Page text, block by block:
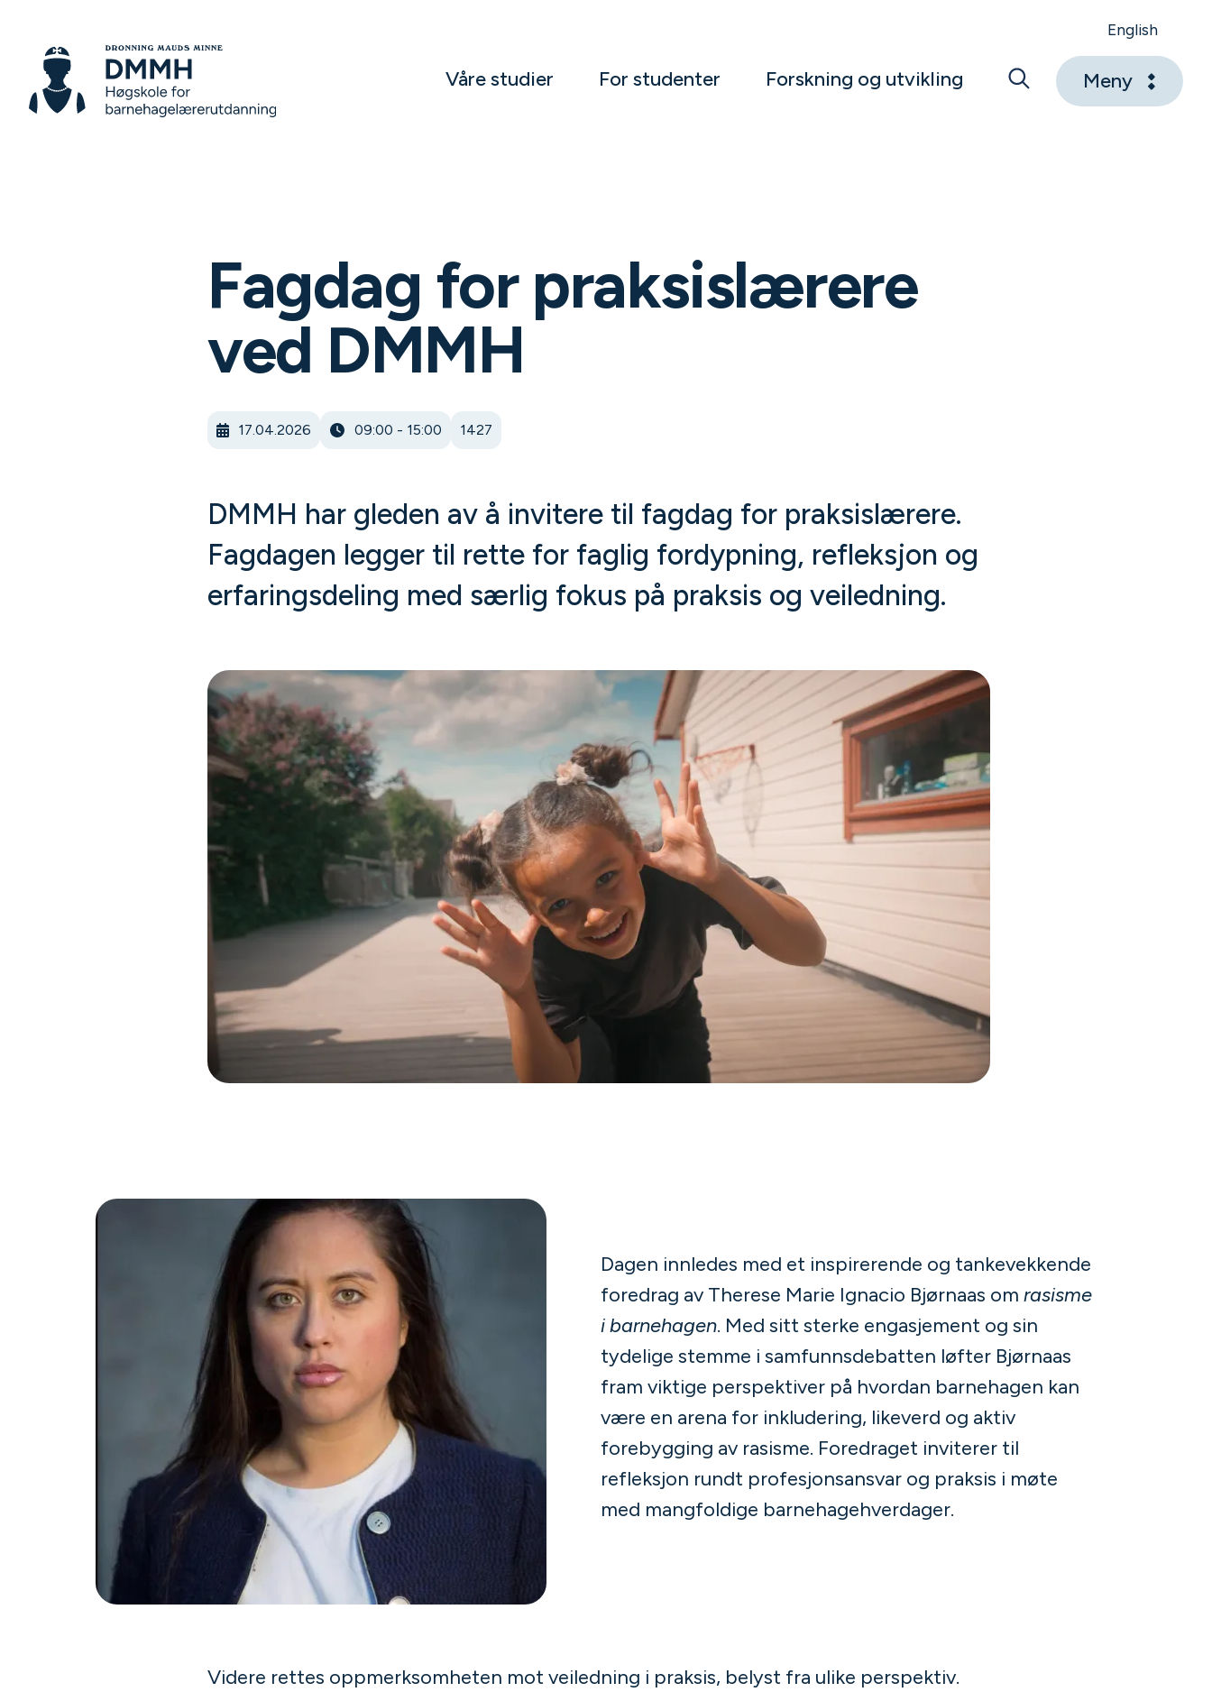
English
Våre studier For studenter Forskning og utvikling Meny
Fagdag for praksislærere
ved DMMH
17.04.2026 09:00 - 15:00 1427
DMMH har gleden av å invitere til fagdag for praksislærere.
Fagdagen legger til rette for faglig fordypning, refleksjon og
erfaringsdeling med særlig fokus på praksis og veiledning.
Dagen innledes med et inspirerende og tankevekkende
foredrag av Therese Marie Ignacio Bjørnaas om rasisme
i barnehagen. Med sitt sterke engasjement og sin
tydelige stemme i samfunnsdebatten løfter Bjørnaas
fram viktige perspektiver på hvordan barnehagen kan
være en arena for inkludering, likeverd og aktiv
forebygging av rasisme. Foredraget inviterer til
refleksjon rundt profesjonsansvar og praksis i møte
med mangfoldige barnehagehverdager.
Videre rettes oppmerksomheten mot veiledning i praksis, belyst fra ulike perspektiv.